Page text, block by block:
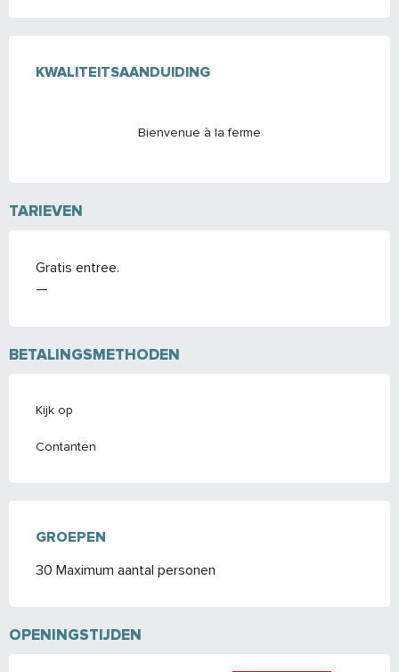
KWALITEITSAANDUIDING
KWALITEITSAANDUIDING
Bienvenue à la ferme
TARIEVEN
Gratis entree.
—
BETALINGSMETHODEN
Kijk op
Contanten
GROEPEN
GROEPEN
30 Maximum aantal personen
OPENINGSTIJDEN